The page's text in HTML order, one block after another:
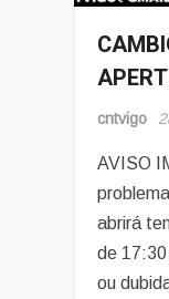
Noticias
cntvigo
AVISO
abrirá
de
ou